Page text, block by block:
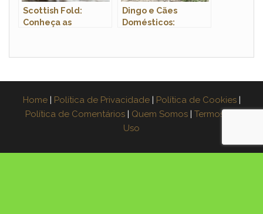
Scottish Fold:
Conheça as
Raça Felina
Dingo e Cães
Domésticos:
Home | Política de Privacidade | Política de Cookies |
Política de Comentários | Quem Somos | Termos de
Uso